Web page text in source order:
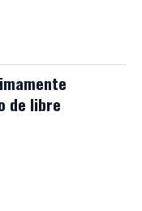
de libre